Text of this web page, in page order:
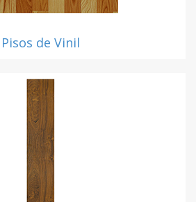
Pisos de Vinil